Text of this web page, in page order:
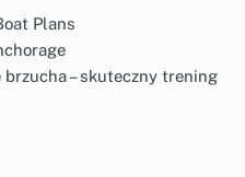
Plans
– skuteczny trening